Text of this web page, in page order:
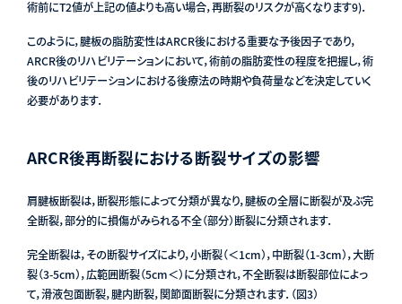
術前にT2値が上記の値よりも高い場合，再断裂のリスクが高くなります9)．
このように，腱板の脂肪変性はARCR後における重要な予後因子であり，
ARCR後のリハビリテーションにおいて，術前の脂肪変性の程度を把握し，術
後のリハビリテーションにおける後療法の時期や負荷量などを決定していく
必要があります．
ARCR後再断裂における断裂サイズの影響
肩腱板断裂は，断裂形態によって分類が異なり，腱板の全層に断裂が及ぶ完
全断裂，部分的に損傷がみられる不全（部分）断裂に分類されます．
完全断裂は，その断裂サイズにより，小断裂（＜1cm），中断裂（1-3cm），大断
裂（3-5cm），広範囲断裂（5cm＜）に分類され，不全断裂は断裂部位によっ
て，滑液包面断裂，腱内断裂，関節面断裂に分類されます．（図3）